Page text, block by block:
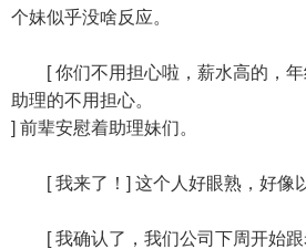
个妹似乎没啥反应。
[ 你们不用担心啦，薪水高的，年
助理的不用担心。
] 前辈安慰着助理妹们。
[ 我来了！] 这个人好眼熟，好像
[ 我确认了，我们公司下周开始跟